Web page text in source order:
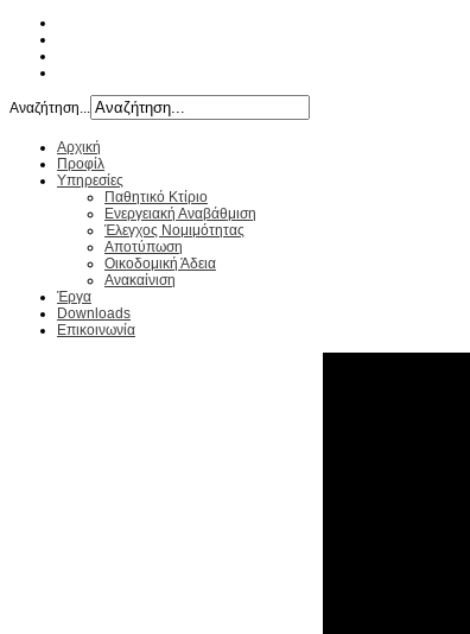
Αναζήτηση...
Αρχική
Προφίλ
Υπηρεσίες
Παθητικό Κτίριο
Ενεργειακή Αναβάθμιση
Έλεγχος Νομιμότητας
Αποτύπωση
Οικοδομική Άδεια
Ανακαίνιση
Έργα
Downloads
Επικοινωνία